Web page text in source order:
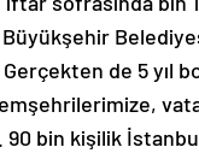
de 5 yıl
90 bin kişilik